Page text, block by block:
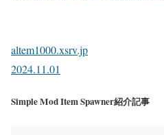
altem1000.xsrv.jp
2024.11.01
Simple Mod Item Spawner紹介記事